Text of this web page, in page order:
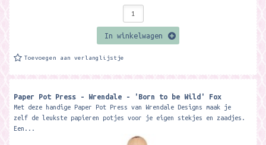
In winkelwagen
Toevoegen aan verlanglijstje
Paper Pot Press - Wrendale - 'Born to be Wild' Fox
Met deze handige Paper Pot Press van Wrendale Designs maak je
zelf de leukste papieren potjes voor je eigen stekjes en zaadjes.
Een...